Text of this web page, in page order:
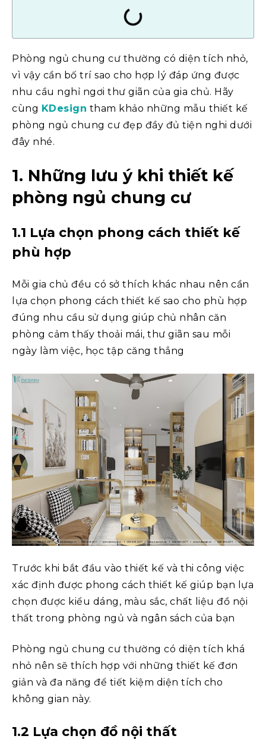
Phòng ngủ chung cư thường có diện tích nhỏ,
vì vậy cần bố trí sao cho hợp lý đáp ứng được
nhu cầu nghỉ ngơi thư giãn của gia chủ. Hãy
cùng KDesign tham khảo những mẫu thiết kế
phòng ngủ chung cư đẹp đầy đủ tiện nghi dưới
đây nhé.
1. Những lưu ý khi thiết kế
phòng ngủ chung cư
1.1 Lựa chọn phong cách thiết kế
phù hợp
Mỗi gia chủ đều có sở thích khác nhau nên cần
lựa chọn phong cách thiết kế sao cho phù hợp
đúng nhu cầu sử dụng giúp chủ nhân căn
phòng cảm thấy thoải mái, thư giãn sau mỗi
ngày làm việc, học tập căng thẳng
Trước khi bắt đầu vào thiết kế và thi công việc
xác định được phong cách thiết kế giúp bạn lựa
chọn được kiểu dáng, màu sắc, chất liệu đồ nội
thất trong phòng ngủ và ngân sách của bạn
Phòng ngủ chung cư thường có diện tích khá
nhỏ nên sẽ thích hợp với những thiết kế đơn
giản và đa năng để tiết kiệm diện tích cho
không gian này.
1.2 Lựa chọn đồ nội thất